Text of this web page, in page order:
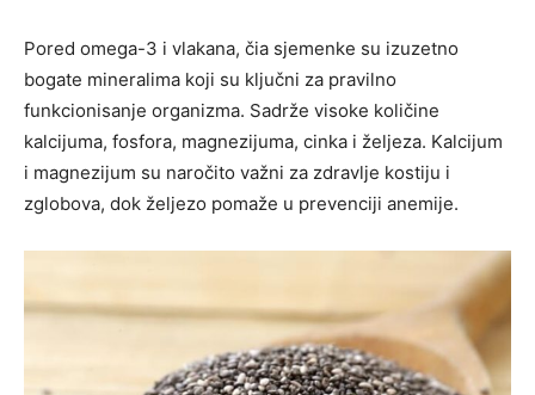
Pored omega-3 i vlakana, čia sjemenke su izuzetno
bogate mineralima koji su ključni za pravilno
funkcionisanje organizma. Sadrže visoke količine
kalcijuma, fosfora, magnezijuma, cinka i željeza. Kalcijum
i magnezijum su naročito važni za zdravlje kostiju i
zglobova, dok željezo pomaže u prevenciji anemije.